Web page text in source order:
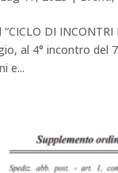
DI
al 4° incontro del
e...